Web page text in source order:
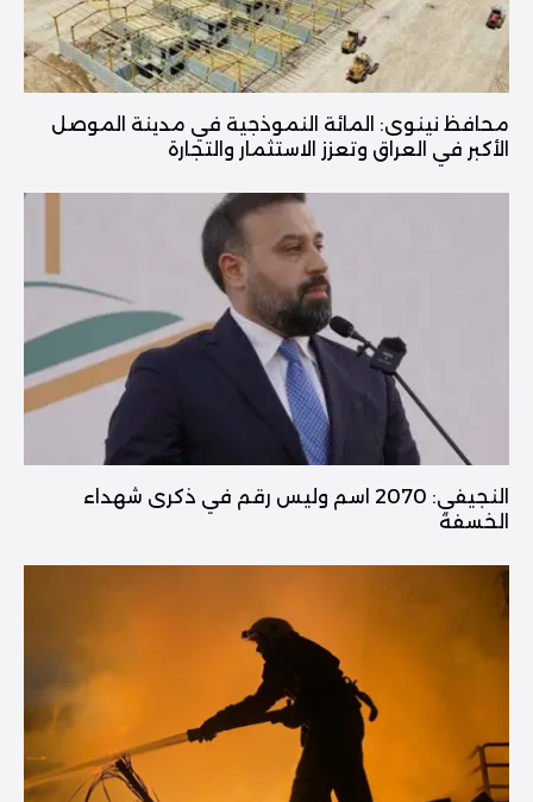
محافظ نينوى: المائة النموذجية في مدينة الموصل
الأكبر في العراق وتعزز الاستثمار والتجارة
النجيفي: 2070 اسم وليس رقم في ذكرى شهداء
الخسفة